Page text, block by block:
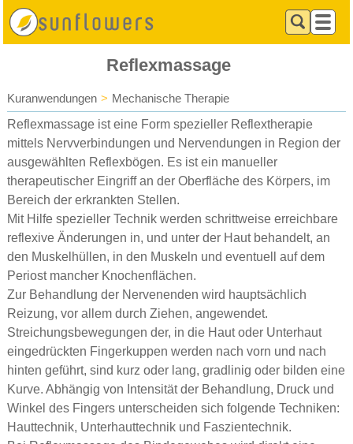
Reflexmassage
Kuranwendungen > Mechanische Therapie
Reflexmassage ist eine Form spezieller Reflextherapie
mittels Nervverbindungen und Nervendungen in Region der
ausgewählten Reflexbögen. Es ist ein manueller
therapeutischer Eingriff an der Oberfläche des Körpers, im
Bereich der erkrankten Stellen.
Mit Hilfe spezieller Technik werden schrittweise erreichbare
reflexive Änderungen in, und unter der Haut behandelt, an
den Muskelhüllen, in den Muskeln und eventuell auf dem
Periost mancher Knochenflächen.
Zur Behandlung der Nervenenden wird hauptsächlich
Reizung, vor allem durch Ziehen, angewendet.
Streichungsbewegungen der, in die Haut oder Unterhaut
eingedrückten Fingerkuppen werden nach vorn und nach
hinten geführt, sind kurz oder lang, gradlinig oder bilden eine
Kurve. Abhängig von Intensität der Behandlung, Druck und
Winkel des Fingers unterscheiden sich folgende Techniken:
Hauttechnik, Unterhauttechnik und Faszientechnik.